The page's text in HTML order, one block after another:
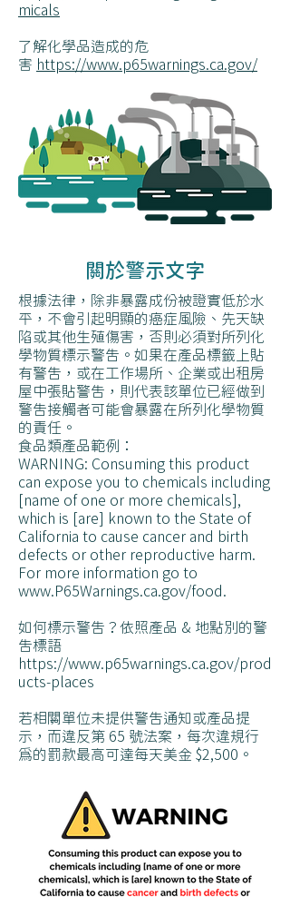
micals
了解化學品造成的危
害 https://www.p65warnings.ca.gov/
關於警示文字
根據法律，除非暴露成份被證實低於水
平，不會引起明顯的癌症風險、先天缺
陷或其他生殖傷害，否則必須對所列化
學物質標示警告。如果在產品標籤上貼
有警告，或在工作場所、企業或出租房
屋中張貼警告，則代表該單位已經做到
警告接觸者可能會暴露在所列化學物質
的責任。
食品類產品範例：
WARNING: Consuming this product
can expose you to chemicals including
[name of one or more chemicals],
which is [are] known to the State of
California to cause cancer and birth
defects or other reproductive harm.
For more information go to
www.P65Warnings.ca.gov/food.
如何標示警告？依照產品 & 地點別的警
告標語
https://www.p65warnings.ca.gov/prod
ucts-places
若相關單位未提供警告通知或產品提
示，而違反第 65 號法案，每次違規行
為的罰款最高可達每天美金 $2,500。